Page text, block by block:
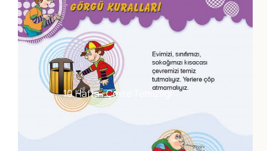
10.Hafta : Çevre Temizligi